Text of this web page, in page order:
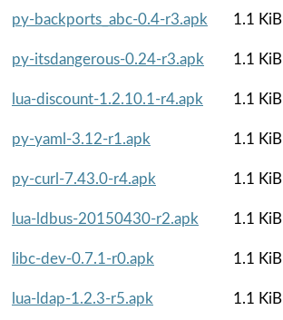
py-backports_abc-0.4-r3.apk
1.1 KiB
py-itsdangerous-0.24-r3.apk
1.1 KiB
lua-discount-1.2.10.1-r4.apk
1.1 KiB
py-yaml-3.12-r1.apk
1.1 KiB
py-curl-7.43.0-r4.apk
1.1 KiB
lua-ldbus-20150430-r2.apk
1.1 KiB
libc-dev-0.7.1-r0.apk
1.1 KiB
lua-ldap-1.2.3-r5.apk
1.1 KiB